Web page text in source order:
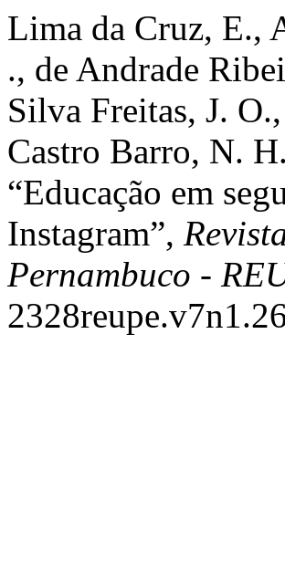
Lima da Cruz, E.,
., de Andrade
Silva Freitas, J.
Castro Barro, N.
“Educação em
Instagram”,
Pernambuco -